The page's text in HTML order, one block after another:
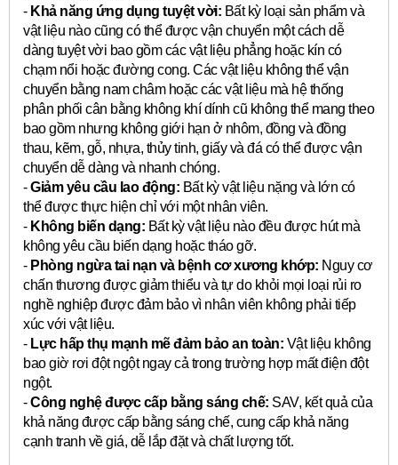
- Khả năng ứng dụng tuyệt vời: Bất kỳ loại sản phẩm và
vật liệu nào cũng có thể được vận chuyển một cách dễ
dàng tuyệt vời bao gồm các vật liệu phẳng hoặc kín có
chạm nổi hoặc đường cong. Các vật liệu không thể vận
chuyển bằng nam châm hoặc các vật liệu mà hệ thống
phân phối cân bằng không khí dính cũ không thể mang theo
bao gồm nhưng không giới hạn ở nhôm, đồng và đồng
thau, kẽm, gỗ, nhựa, thủy tinh, giấy và đá có thể được vận
chuyển dễ dàng và nhanh chóng.
-Giảm yêu cầu lao động: Bất kỳ vật liệu nặng và lớn có
thể được thực hiện chỉ với một nhân viên.
- Không biến dạng: Bất kỳ vật liệu nào đều được hút mà
không yêu cầu biến dạng hoặc tháo gỡ.
- Phòng ngừa tai nạn và bệnh cơ xương khớp: Nguy cơ
chấn thương được giảm thiểu và tự do khỏi mọi loại rủi ro
nghề nghiệp được đảm bảo vì nhân viên không phải tiếp
xúc với vật liệu.
- Lực hấp thụ mạnh mẽ đảm bảo an toàn: Vật liệu không
bao giờ rơi đột ngột ngay cả trong trường hợp mất điện đột
ngột.
-Công nghệ được cấp bằng sáng chế: SAV, kết quả của
khả năng được cấp bằng sáng chế, cung cấp khả năng
cạnh tranh về giá, dễ lắp đặt và chất lượng tốt.